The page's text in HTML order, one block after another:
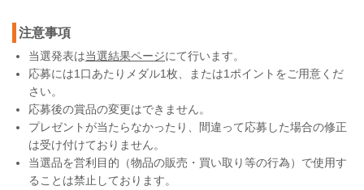
注意事項
当選発表は当選結果ページにて行います。
応募には1口あたりメダル1枚、または1ポイントをご用意くだ
さい。
応募後の賞品の変更はできません。
プレゼントが当たらなかったり、間違って応募した場合の修正
は受け付けておりません。
当選品を営利目的（物品の販売・買い取り等の行為）で使用す
ることは禁止しております。